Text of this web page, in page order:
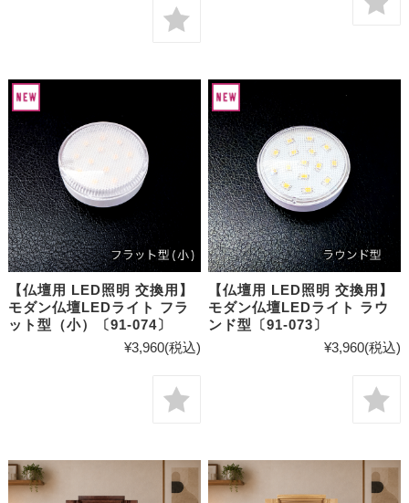
【仏壇用 LED照明 交換用】
モダン仏壇LEDライト フラ
ット型（小）〔91-074〕
¥3,960(税込)
【仏壇用 LED照明 交換用】
モダン仏壇LEDライト ラウ
ンド型〔91-073〕
¥3,960(税込)